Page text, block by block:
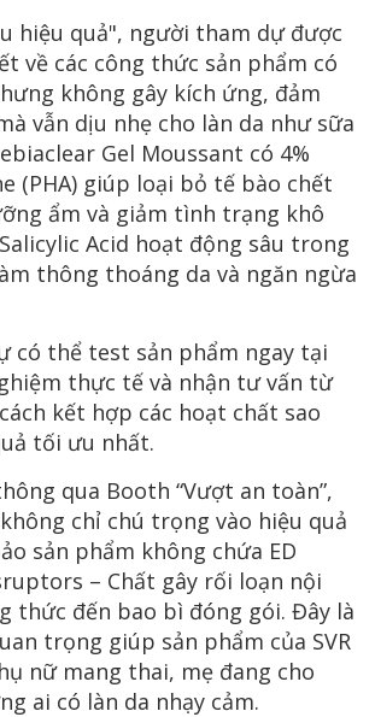
hiệu quả", người tham dự được
về các công thức sản phẩm có
không gây kích ứng, đảm
vẫn dịu nhẹ cho làn da như sữa
Gel Moussant có 4%
(PHA) giúp loại bỏ tế bào chết
ẩm và giảm tình trạng khô
Acid hoạt động sâu trong
thông thoáng da và ngăn ngừa
có thể test sản phẩm ngay tại
thực tế và nhận tư vấn từ
kết hợp các hoạt chất sao
tối ưu nhất.
qua Booth “Vượt an toàn”,
chỉ chú trọng vào hiệu quả
sản phẩm không chứa ED
– Chất gây rối loạn nội
thức đến bao bì đóng gói. Đây là
trọng giúp sản phẩm của SVR
nữ mang thai, mẹ đang cho
ai có làn da nhạy cảm.